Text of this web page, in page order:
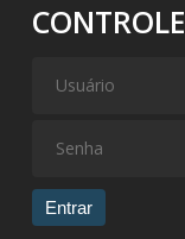
Entrar